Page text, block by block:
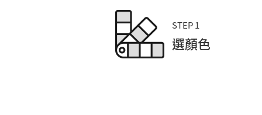
STEP 1
選顏色